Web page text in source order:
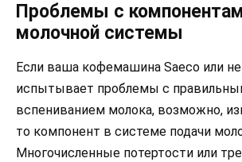
Проблемы с
молочной системы
Если ваша кофемашина Saeco или
испытывает проблемы с
вспениванием молока, возможно,
то компонент в системе подачи
Многочисленные потертости или